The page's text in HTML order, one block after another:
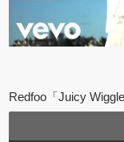
Redfoo「Juicy Wiggle